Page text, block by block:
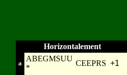
Horizontalement
a
ABEGMSUU
*
CEEPRS +1